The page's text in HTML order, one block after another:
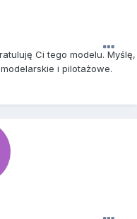
Ci tego modelu. Myślę,
i pilotażowe.